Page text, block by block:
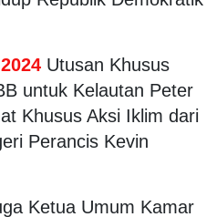
Utusan Khusus
untuk Kelautan Peter
Khusus Aksi Iklim dari
Perancis Kevin
Ketua Umum Kamar